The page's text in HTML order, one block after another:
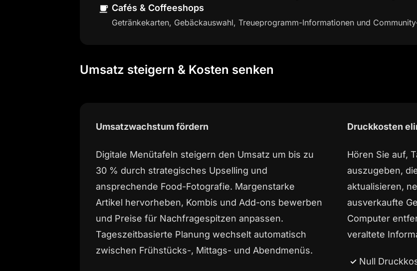
Cafés & Coffeeshops
Getränkekarten, Gebäckauswahl, Treueprogramm-Informationen und
Umsatz steigern & Kosten senken
Umsatzwachstum fördern
Digitale Menütafeln steigern den Umsatz um bis zu
30 % durch strategisches Upselling und
ansprechende Food-Fotografie. Margenstarke
Artikel hervorheben, Kombis und Add-ons bewerben
und Preise für Nachfragespitzen anpassen.
Tageszeitbasierte Planung wechselt automatisch
zwischen Frühstücks-, Mittags- und Abendmenüs.
Druckkosten
Hören Sie auf,
auszugeben,
aktualisieren,
ausverkaufte
Computer
veraltete
Null